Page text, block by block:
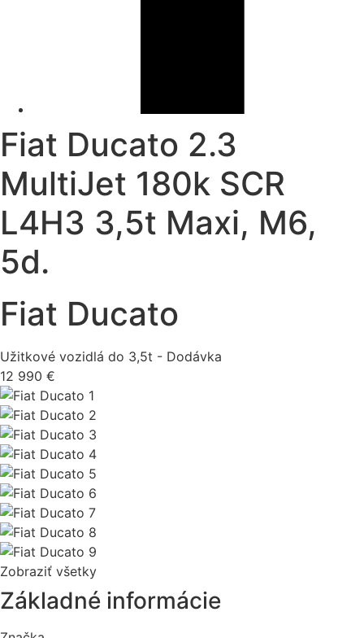
Fiat Ducato 2.3
MultiJet 180k SCR
L4H3 3,5t Maxi, M6,
5d.
Fiat Ducato
Užitkové vozidlá do 3,5t - Dodávka
12 990 €
Zobraziť všetky
Základné informácie